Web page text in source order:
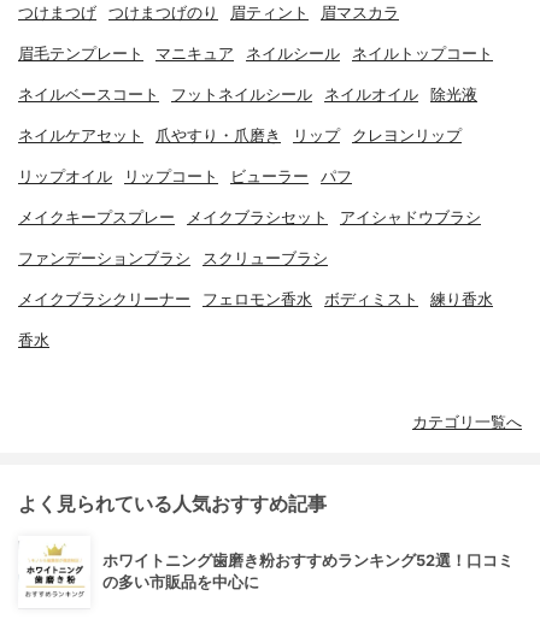
つけまつげ つけまつげのり 眉ティント 眉マスカラ
眉毛テンプレート マニキュア ネイルシール ネイルトップコート
ネイルベースコート フットネイルシール ネイルオイル 除光液
ネイルケアセット 爪やすり・爪磨き リップ クレヨンリップ
リップオイル リップコート ビューラー パフ
メイクキープスプレー メイクブラシセット アイシャドウブラシ
ファンデーションブラシ スクリューブラシ
メイクブラシクリーナー フェロモン香水 ボディミスト 練り香水
香水
カテゴリ一覧へ
よく見られている人気おすすめ記事
ホワイトニング歯磨き粉おすすめランキング52選！口コミ
の多い市販品を中心に